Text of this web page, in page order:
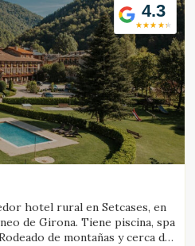
4.3
hotel rural en Setcases, en
de Girona. Tiene piscina, spa
de montañas y cerca de